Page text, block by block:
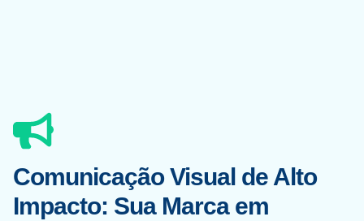
Comunicação Visual de Alto
Impacto: Sua Marca em